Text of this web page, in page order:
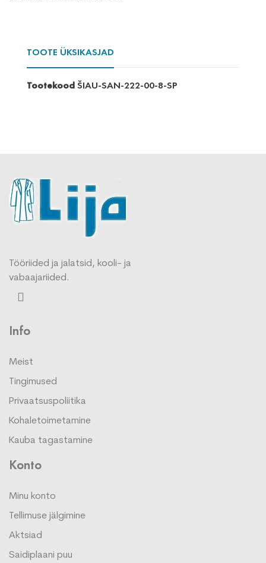
TOOTE ÜKSIKASJAD
TootekoodŠIAU-SAN-222-00-8-SP
Tööriided ja jalatsid, kooli- ja
vabaajariided.
Info
Meist
Tingimused
Privaatsuspoliitika
Kohaletoimetamine
Kauba tagastamine
Konto
Minu konto
Tellimuse jälgimine
Aktsiad
Saidiplaani puu